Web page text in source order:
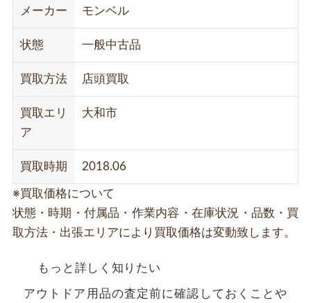
メーカー モンベル
状態 一般中古品
買取方法 店頭買取
買取エリ
ア
大和市
買取時期 2018.06
※買取価格について
状態・時期・付属品・作業内容・在庫状況・品数・買
取方法・出張エリアにより買取価格は変動致します。
もっと詳しく知りたい
アウトドア用品の査定前に確認しておくことや